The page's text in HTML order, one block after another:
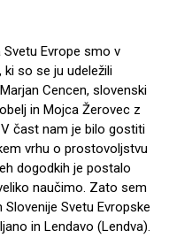
Evrope smo v
ki so se ju udeležili
Cencen, slovenski
in Mojca Žerovec z
čast nam je bilo gostiti
vrhu o prostovoljstvu
dogodkih je postalo
naučimo. Zato sem
Svetu Evropske
in Lendavo (Lendva).